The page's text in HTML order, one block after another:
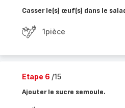
Casser le(s) œuf(s) dans le
1pièce
Etape 6 /15
Ajouter le sucre semoule.